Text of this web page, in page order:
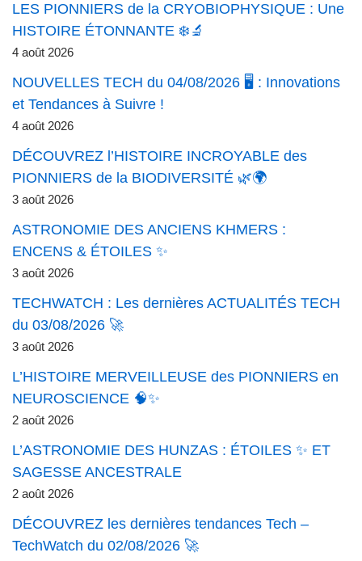
LES PIONNIERS de la CRYOBIOPHYSIQUE : Une
HISTOIRE ÉTONNANTE ❄️🔬
4 août 2026
NOUVELLES TECH du 04/08/2026 🖥️ : Innovations
et Tendances à Suivre !
4 août 2026
DÉCOUVREZ l’HISTOIRE INCROYABLE des
PIONNIERS de la BIODIVERSITÉ 🌿🌍
3 août 2026
ASTRONOMIE DES ANCIENS KHMERS :
ENCENS & ÉTOILES ✨
3 août 2026
TECHWATCH : Les dernières ACTUALITÉS TECH
du 03/08/2026 🚀
3 août 2026
L’HISTOIRE MERVEILLEUSE des PIONNIERS en
NEUROSCIENCE 🧠✨
2 août 2026
L’ASTRONOMIE DES HUNZAS : ÉTOILES ✨ ET
SAGESSE ANCESTRALE
2 août 2026
DÉCOUVREZ les dernières tendances Tech –
TechWatch du 02/08/2026 🚀